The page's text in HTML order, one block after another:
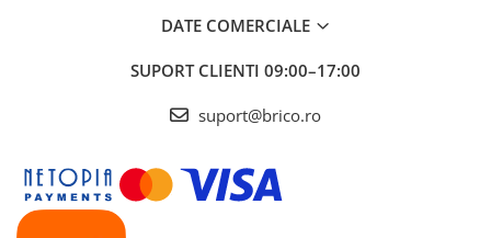
Organizatoare sertar si dulap
Rafturi depozitare
Umerase si huse haine
Gradina & balcon
Unelte motorizate
DATE COMERCIALE
SUPORT CLIENTI 09:00–17:00
suport@brico.ro